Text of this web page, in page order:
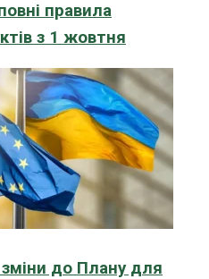
правила
з 1 жовтня
до Плану для